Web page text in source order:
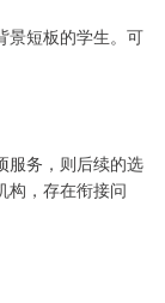
景短板的学生。可
服务，则后续的选
构，存在衔接问